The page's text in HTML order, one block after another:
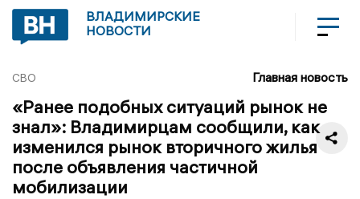
ВЛАДИМИРСКИЕ
НОВОСТИ
СВО Главная новость
«Ранее подобных ситуаций рынок не
знал»: Владимирцам сообщили, как
изменился рынок вторичного жилья
после объявления частичной
мобилизации